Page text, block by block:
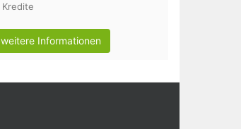
Kredite
weitere Informationen